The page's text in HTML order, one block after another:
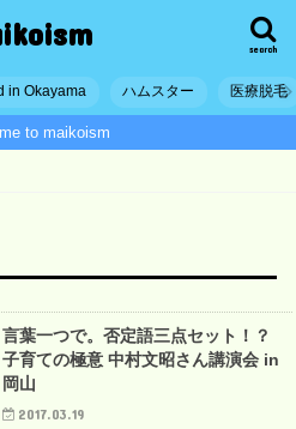
search
in Okayama ハムスター 医療脱毛
to maikoism
言葉一つで。否定語三点セット！？
子育ての極意 中村文昭さん講演会 in
岡山
2017.03.19